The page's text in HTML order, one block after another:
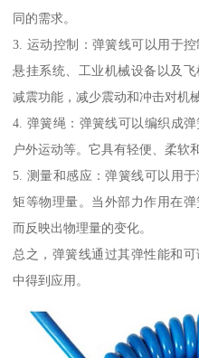
同的需求。
3. 运动控制：弹簧线可以用于
悬挂系统、工业机械设备以及
减震功能，减少震动和冲击对机
4. 弹簧绳：弹簧线可以编织成
户外运动等。它具有轻便、柔软
5. 测量和感应：弹簧线可以用
矩等物理量。当外部力作用在
而反映出物理量的变化。
总之，弹簧线通过其弹性能和
中得到应用。